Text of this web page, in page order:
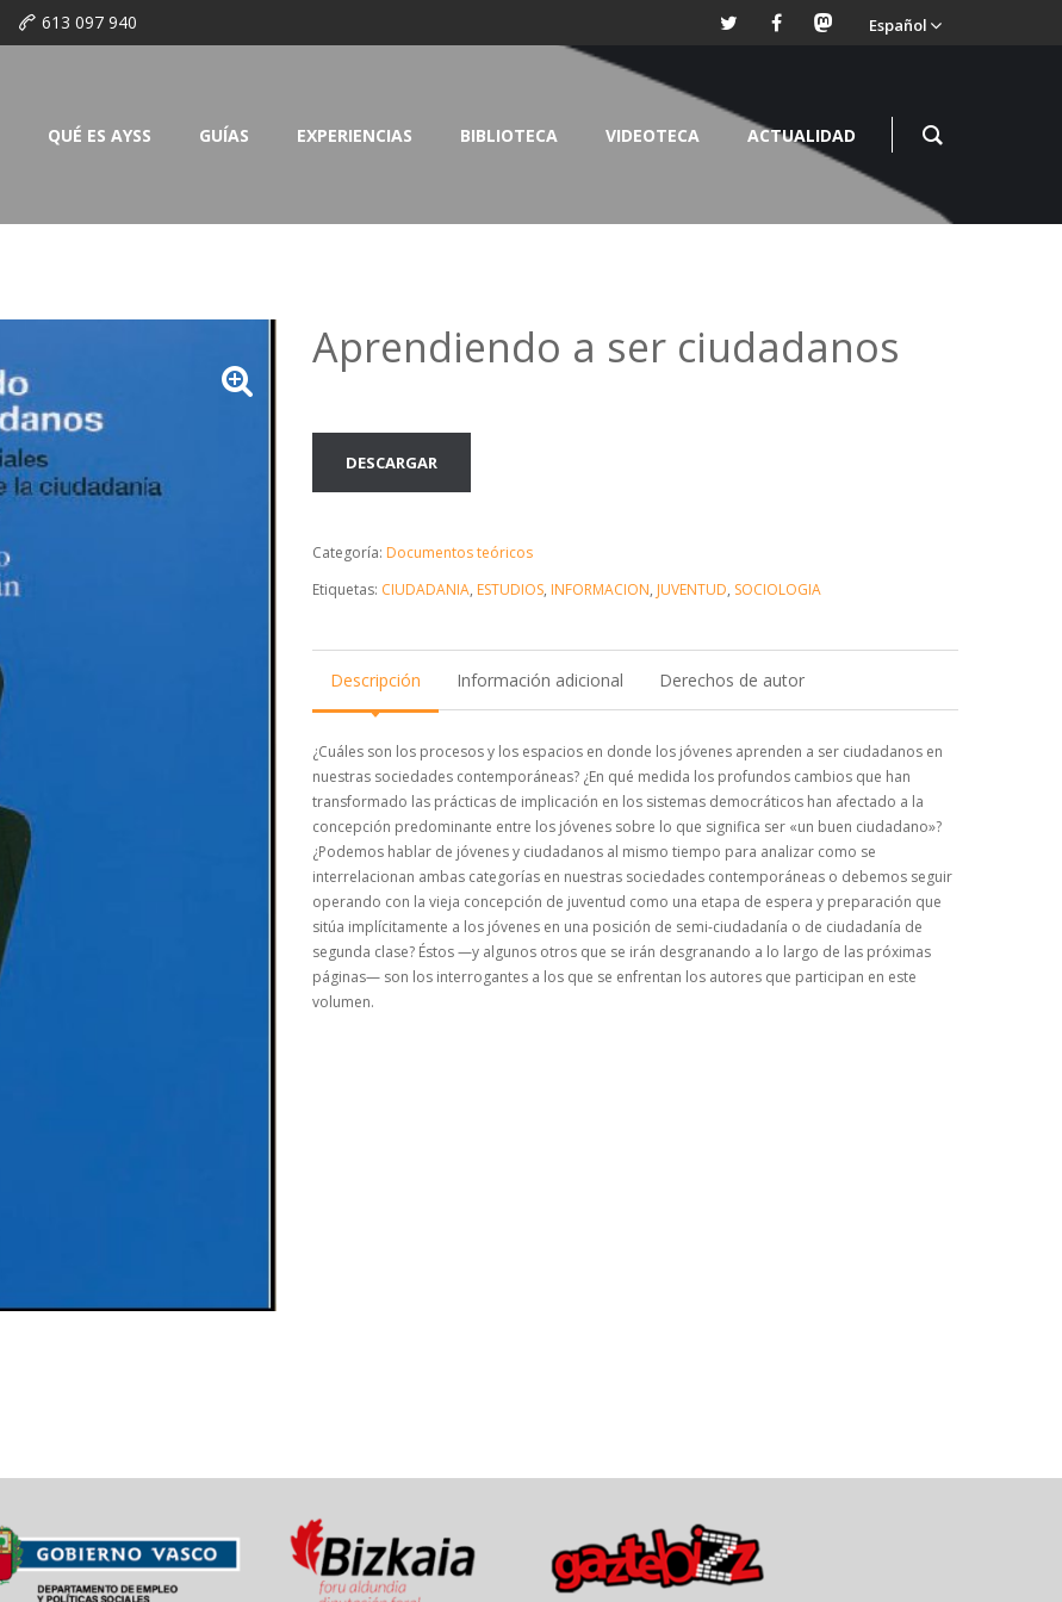
613 097 940 Español
QUÉ ES AYSS GUÍAS EXPERIENCIAS BIBLIOTECA VIDEOTECA ACTUALIDAD
Aprendiendo a ser ciudadanos
DESCARGAR
Categoría: Documentos teóricos
Etiquetas: CIUDADANIA, ESTUDIOS, INFORMACION, JUVENTUD, SOCIOLOGIA
Descripción Información adicional Derechos de autor
¿Cuáles son los procesos y los espacios en donde los jóvenes aprenden a ser ciudadanos en
nuestras sociedades contemporáneas? ¿En qué medida los profundos cambios que han
transformado las prácticas de implicación en los sistemas democráticos han afectado a la
concepción predominante entre los jóvenes sobre lo que significa ser «un buen ciudadano»?
¿Podemos hablar de jóvenes y ciudadanos al mismo tiempo para analizar como se
interrelacionan ambas categorías en nuestras sociedades contemporáneas o debemos seguir
operando con la vieja concepción de juventud como una etapa de espera y preparación que
sitúa implícitamente a los jóvenes en una posición de semi-ciudadanía o de ciudadanía de
segunda clase? Éstos —y algunos otros que se irán desgranando a lo largo de las próximas
páginas— son los interrogantes a los que se enfrentan los autores que participan en este
volumen.